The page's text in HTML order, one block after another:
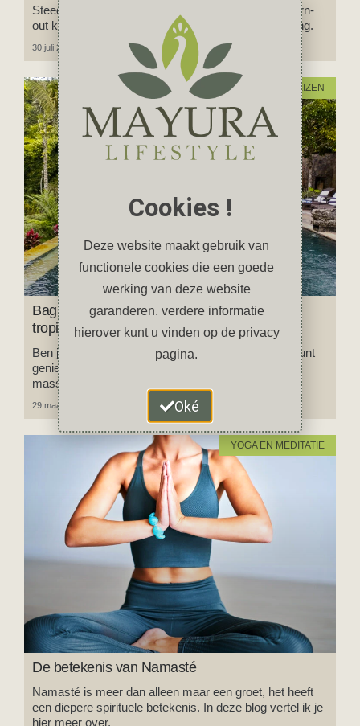
Steeds meer mensen hebben last van stress en burn-
out klachten en zijn op zoek naar rust en ontspanning.
30 juli 2024 Geen reacties
REIZEN
Bagus Jati Health & Wellbeing Retreat; een
tropisch paradijs op Bali
Ben je op zoek naar een tropisch paradijs waar je kunt
genieten van rust, stilte, natuur, yoga, meditatie,
massages en gezond (vegetarisch) eten?
29 maart 2024
YOGA EN MEDITATIE
De betekenis van Namasté
Namasté is meer dan alleen maar een groet, het heeft
een diepere spirituele betekenis. In deze blog vertel ik je
hier meer over.
Cookies !
Deze website maakt gebruik van
functionele cookies die een goede
werking van deze website
garanderen. verdere informatie
hierover kunt u vinden op de privacy
pagina.
Oké